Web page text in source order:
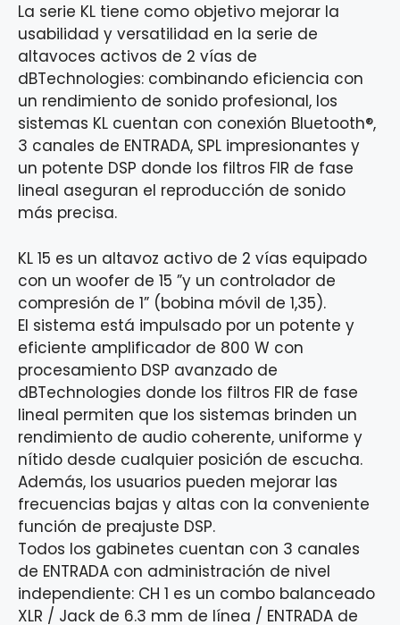
La serie KL tiene como objetivo mejorar la
usabilidad y versatilidad en la serie de
altavoces activos de 2 vías de
dBTechnologies: combinando eficiencia con
un rendimiento de sonido profesional, los
sistemas KL cuentan con conexión Bluetooth®,
3 canales de ENTRADA, SPL impresionantes y
un potente DSP donde los filtros FIR de fase
lineal aseguran el reproducción de sonido
más precisa.
KL 15 es un altavoz activo de 2 vías equipado
con un woofer de 15 ”y un controlador de
compresión de 1” (bobina móvil de 1,35).
El sistema está impulsado por un potente y
eficiente amplificador de 800 W con
procesamiento DSP avanzado de
dBTechnologies donde los filtros FIR de fase
lineal permiten que los sistemas brinden un
rendimiento de audio coherente, uniforme y
nítido desde cualquier posición de escucha.
Además, los usuarios pueden mejorar las
frecuencias bajas y altas con la conveniente
función de preajuste DSP.
Todos los gabinetes cuentan con 3 canales
de ENTRADA con administración de nivel
independiente: CH 1 es un combo balanceado
XLR / Jack de 6.3 mm de línea / ENTRADA de